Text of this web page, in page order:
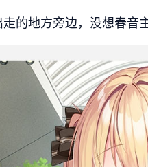
的地方旁边，没想春音